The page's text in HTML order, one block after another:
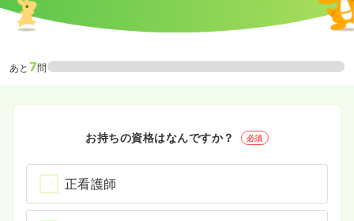
あと 7問
お持ちの資格はなんですか？ 必須
正看護師